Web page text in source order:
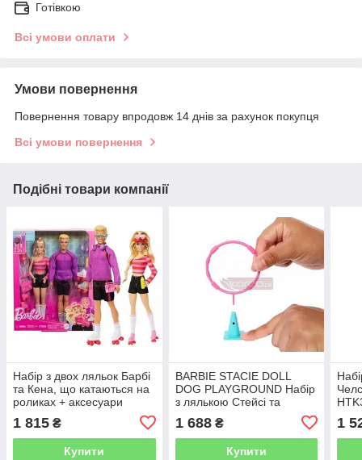
Готівкою
Всі умови оплати
Умови повернення
Повернення товару впродовж 14 днів за рахунок покупця
Всі умови повернення
Подібні товари компанії
Набір з двох ляльок Барбі
та Кена, що катаються на
роликах + аксесуари
1 815 ₴
Купити
BARBIE STACIE DOLL
DOG ​​PLAYGROUND Набір
з лялькою Стейсі та
1 688₴
Купити
1